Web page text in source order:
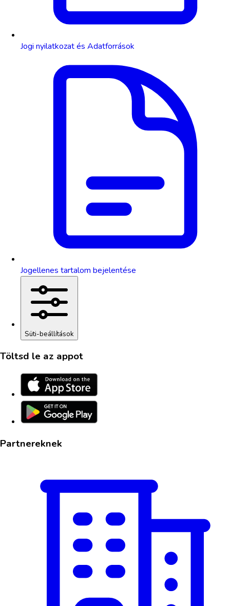
Jogi nyilatkozat és Adatforrások
Jogellenes tartalom bejelentése
Süti-beállítások
Töltsd le az appot
Partnereknek